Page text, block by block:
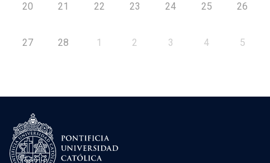
20 21 22 23 24 25 26
27 28 1 2 3 4 5